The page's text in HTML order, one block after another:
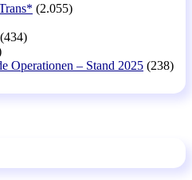
(2.055)
(434)
Operationen – Stand 2025 (238)